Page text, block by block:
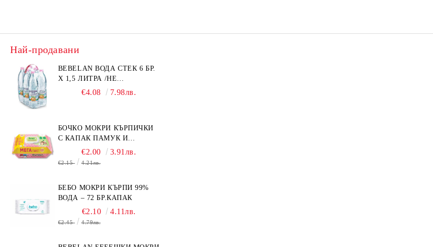
Най-продавани
BEBELAN ВОДА СТЕК 6 БР.
Х 1,5 ЛИТРА /НЕ
ИЗПРАЩАМЕ С КУРИЕР/
€4.08 7.98лв.
БОЧКО МОКРИ КЪРПИЧКИ
С КАПАК ПАМУК И
СМРАДЛИКА 120БР.
€2.00 3.91лв.
€2.15 4.21лв.
БЕБО МОКРИ КЪРПИ 99%
ВОДА – 72 БР.КАПАК
€2.10 4.11лв.
€2.45 4.79лв.